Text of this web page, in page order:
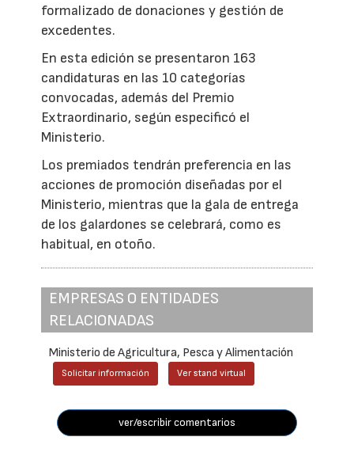
formalizado de donaciones y gestión de
excedentes.
En esta edición se presentaron 163
candidaturas en las 10 categorías
convocadas, además del Premio
Extraordinario, según especificó el
Ministerio.
Los premiados tendrán preferencia en las
acciones de promoción diseñadas por el
Ministerio, mientras que la gala de entrega
de los galardones se celebrará, como es
habitual, en otoño.
EMPRESAS O ENTIDADES
RELACIONADAS
Ministerio de Agricultura, Pesca y Alimentación
Solicitar información Ver stand virtual
ver/escribir comentarios